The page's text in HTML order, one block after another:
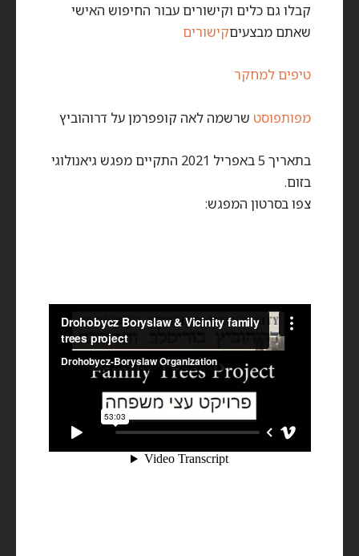
קבלו גם כלים וקישורים עבור החיפוש האישי
שאתם מבצעיםקישורים
טיפים למחקר
מפותפוסט שרשמה לאה קופפרמן על דרוהוביץ
בתאריך 5 באפריל 2021 התקיים מפגש גיאנולוגי
בזום.
צפו בסרטון המפגש: